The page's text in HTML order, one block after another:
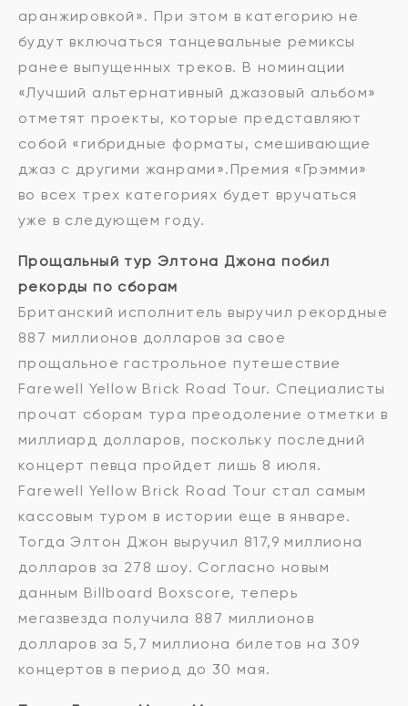
аранжировкой». При этом в категорию не
будут включаться танцевальные ремиксы
ранее выпущенных треков. В номинации
«Лучший альтернативный джазовый альбом»
отметят проекты, которые представляют
собой «гибридные форматы, смешивающие
джаз с другими жанрами».Премия «Грэмми»
во всех трех категориях будет вручаться
уже в следующем году.
Прощальный тур Элтона Джона побил
рекорды по сборам
Британский исполнитель выручил рекордные
887 миллионов долларов за свое
прощальное гастрольное путешествие
Farewell Yellow Brick Road Tour. Специалисты
прочат сборам тура преодоление отметки в
миллиард долларов, поскольку последний
концерт певца пройдет лишь 8 июля.
Farewell Yellow Brick Road Tour стал самым
кассовым туром в истории еще в январе.
Тогда Элтон Джон выручил 817,9 миллиона
долларов за 278 шоу. Согласно новым
данным Billboard Boxscore, теперь
мегазвезда получила 887 миллионов
долларов за 5,7 миллиона билетов на 309
концертов в период до 30 мая.